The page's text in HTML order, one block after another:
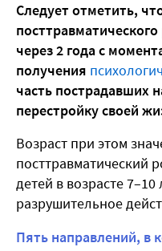
Следует отметить,
через 2 года с
получения
часть пострадавших
перестройку своей
Возраст при этом
посттравматический
детей в возрасте
разрушительное
Пять направлений, в